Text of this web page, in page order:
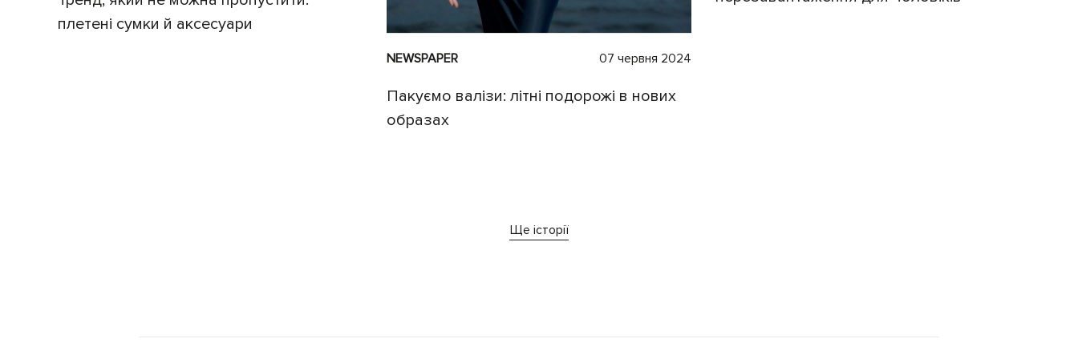
плетені сумки й аксесуари
NEWSPAPER 07 червня 2024
Пакуємо валізи: літні подорожі в нових
образах
Ще історії